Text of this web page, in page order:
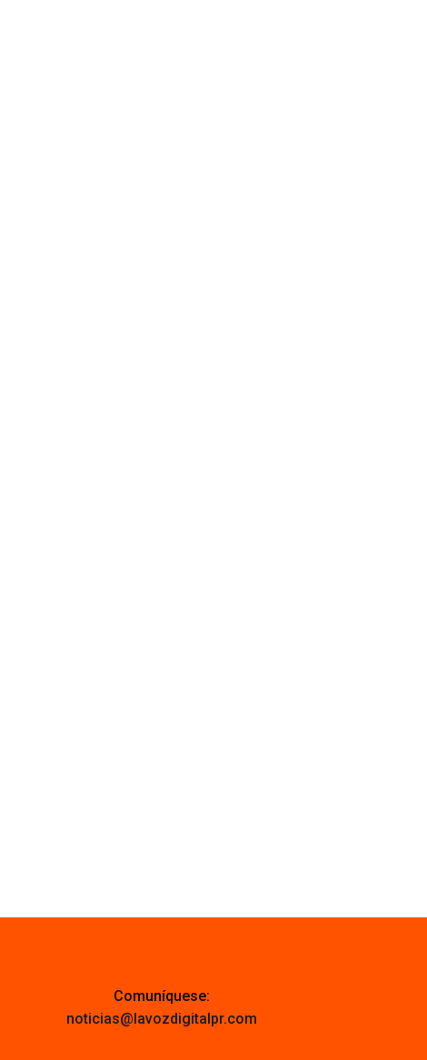
Comuníquese:
noticias@lavozdigitalpr.com